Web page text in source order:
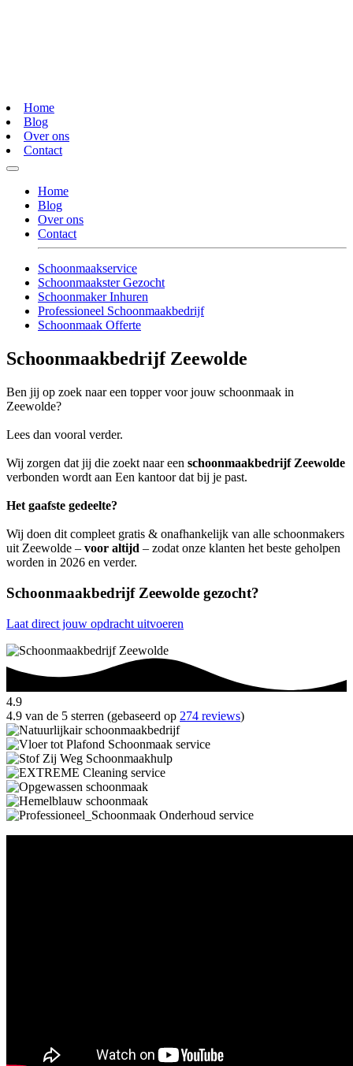
Home
Blog
Over ons
Contact
Home
Blog
Over ons
Contact
Schoonmaakservice
Schoonmaakster Gezocht
Schoonmaker Inhuren
Professioneel Schoonmaakbedrijf
Schoonmaak Offerte
Schoonmaakbedrijf Zeewolde
Ben jij op zoek naar een topper voor jouw schoonmaak in
Zeewolde?
Lees dan vooral verder.
Wij zorgen dat jij die zoekt naar een schoonmaakbedrijf Zeewolde
verbonden wordt aan Een kantoor dat bij je past.
Het gaafste gedeelte?
Wij doen dit compleet gratis & onafhankelijk van alle schoonmakers
uit Zeewolde – voor altijd – zodat onze klanten het beste geholpen
worden in 2026 en verder.
Schoonmaakbedrijf Zeewolde gezocht?
Laat direct jouw opdracht uitvoeren
4.9
4.9 van de 5 sterren (gebaseerd op 274 reviews)